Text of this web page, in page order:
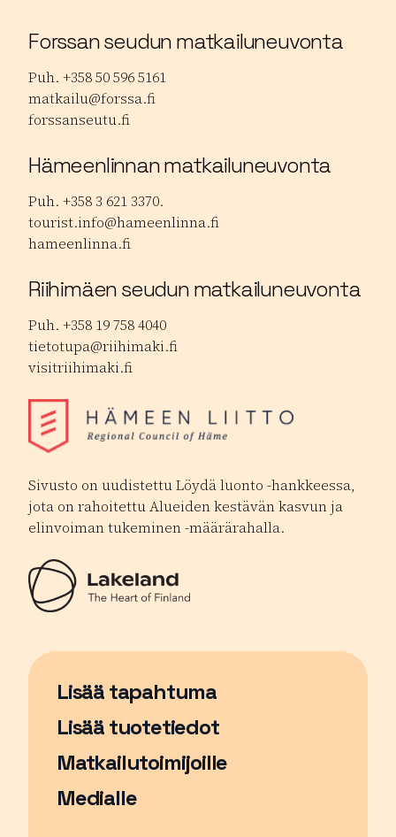
Forssan seudun matkailuneuvonta
Puh. +358 50 596 5161
matkailu@forssa.fi
forssanseutu.fi
Hämeenlinnan matkailuneuvonta
Puh. +358 3 621 3370.
tourist.info@hameenlinna.fi
hameenlinna.fi
Riihimäen seudun matkailuneuvonta
Puh. +358 19 758 4040
tietotupa@riihimaki.fi
visitriihimaki.fi
Sivusto on uudistettu Löydä luonto -hankkeessa,
jota on rahoitettu Alueiden kestävän kasvun ja
elinvoiman tukeminen -määrärahalla.
Lisää tapahtuma
Sivu avautuu uudessa ikkunassa
Lisää tuotetiedot
Matkailutoimijoille
Medialle